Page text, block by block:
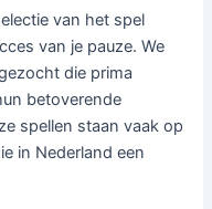
van het spel
van je pauze. We
die prima
betoverende
spellen staan vaak op
in Nederland een